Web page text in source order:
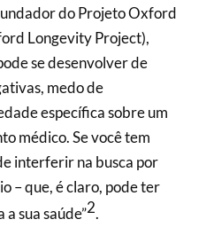
do Projeto Oxford
Longevity Project),
se desenvolver de
medo de
específica sobre um
médico. Se você tem
interferir na busca por
– que, é claro, pode ter
sua saúde”2.